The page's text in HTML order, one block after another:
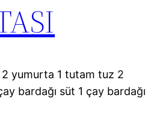
2 yumurta 1 tutam tuz 2
bardağı süt 1 çay bardağı